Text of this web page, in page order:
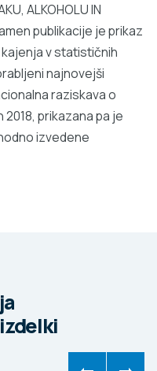
ALKOHOLU IN
publikacije je prikaz
v statističnih
najnovejši
raziskava o
prikazana pa je
izvedene